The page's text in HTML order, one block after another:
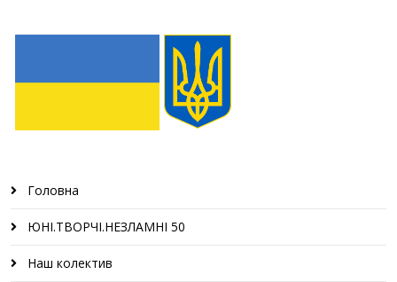
Головна
ЮНІ.ТВОРЧІ.НЕЗЛАМНІ 50
Наш колектив